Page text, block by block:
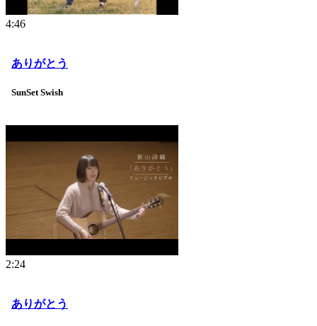
4:46
ありがとう
SunSet Swish
2:24
ありがとう